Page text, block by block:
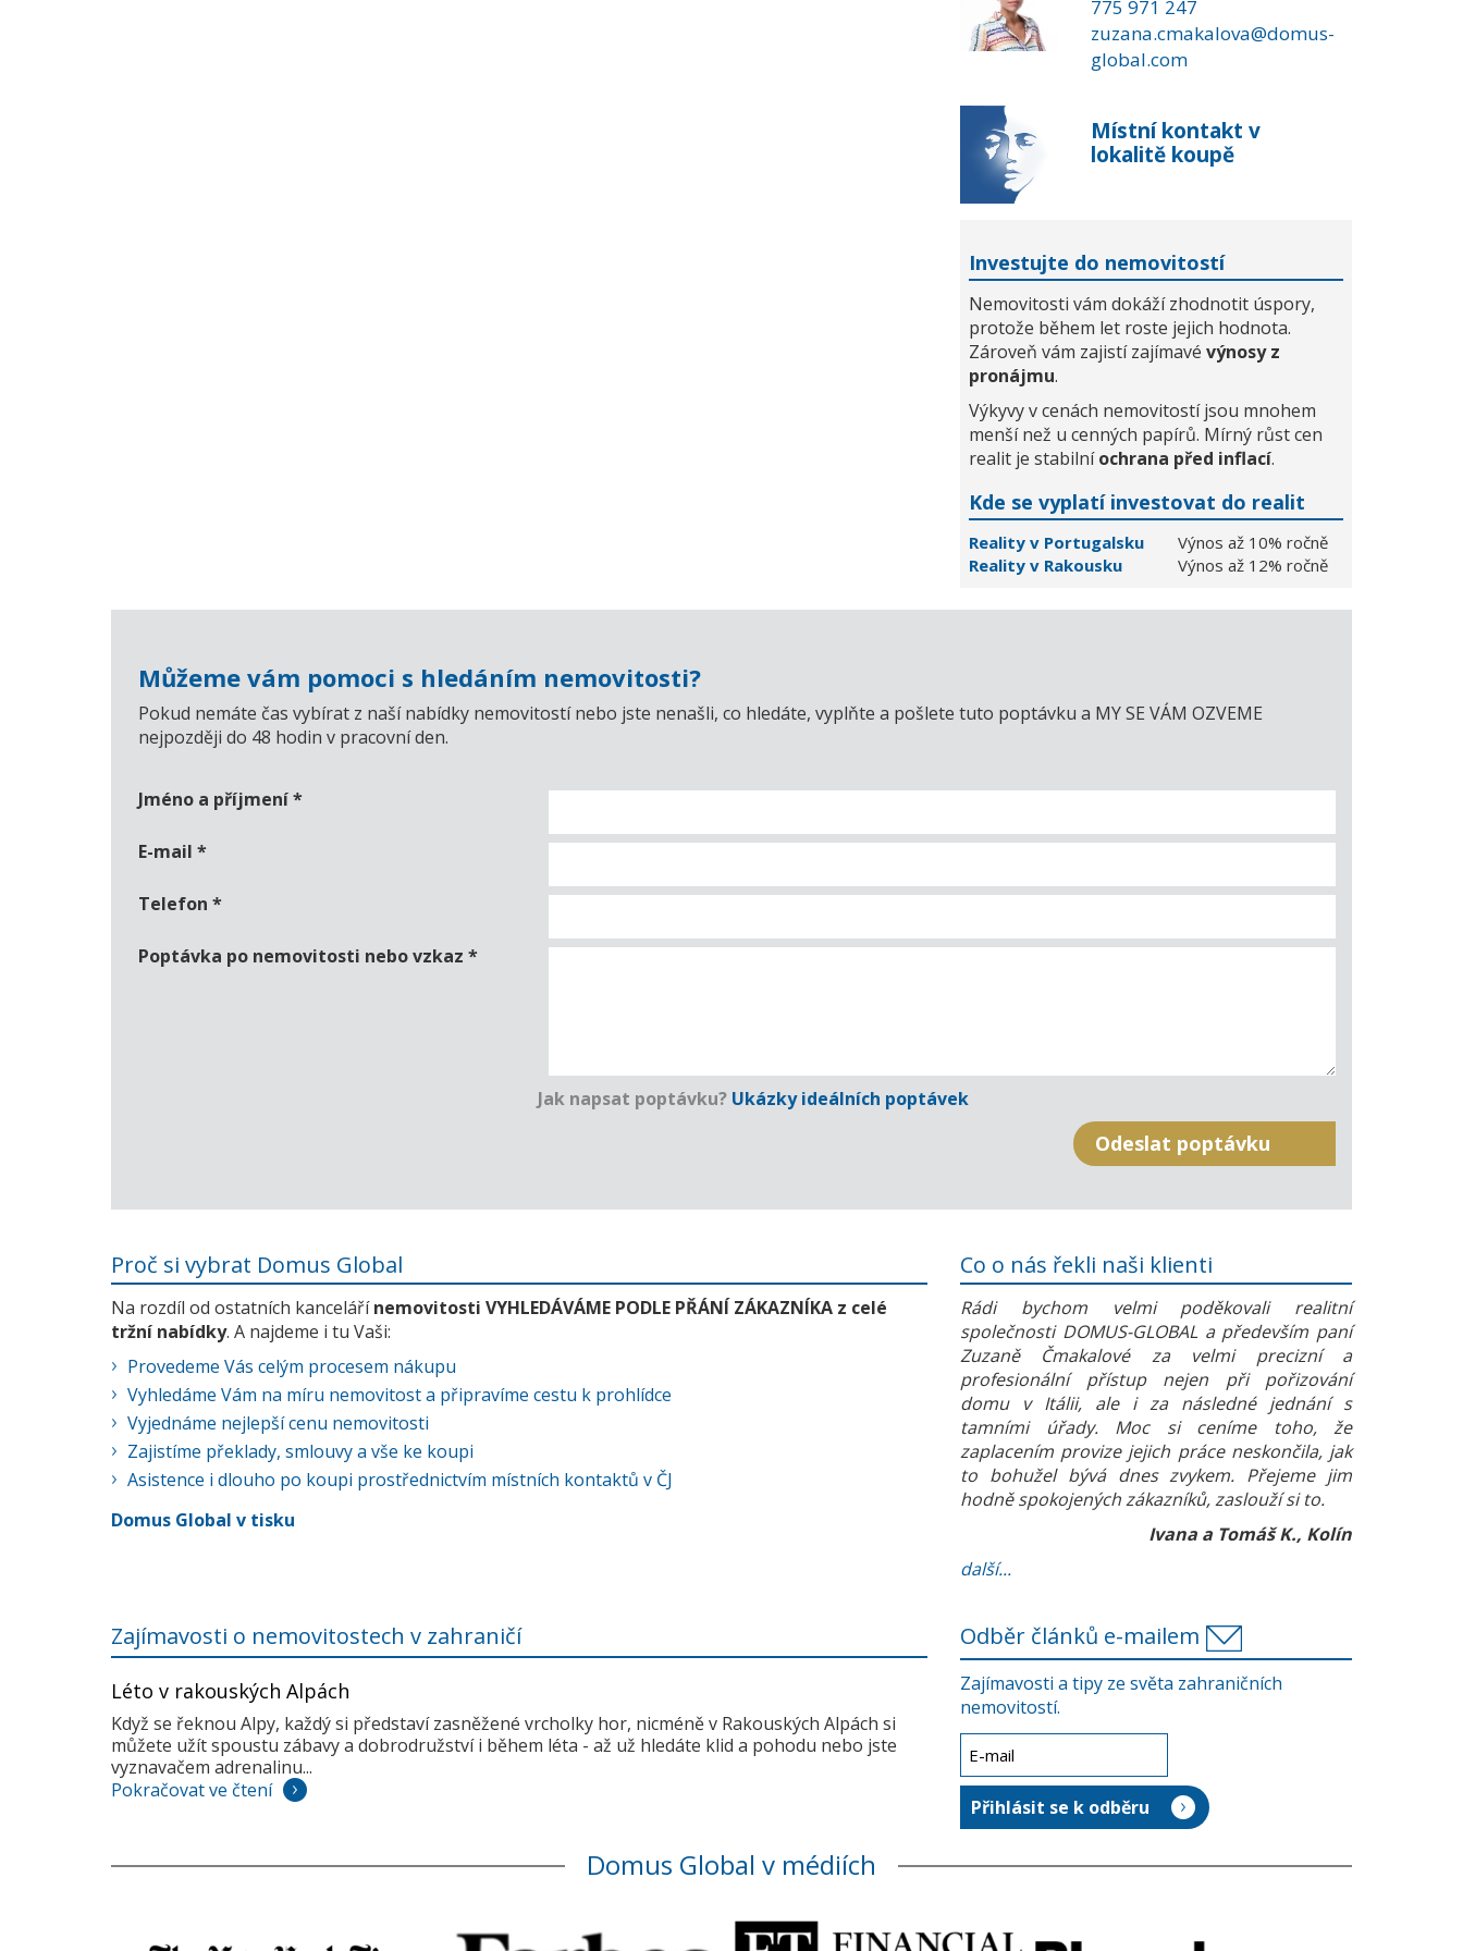
775 971 247
zuzana.cmakalova@domus-
global.com
Místní kontakt v
lokalitě koupě
Investujte do nemovitostí
Nemovitosti vám dokáží zhodnotit úspory,
protože během let roste jejich hodnota.
Zároveň vám zajistí zajímavé výnosy z
pronájmu.
Výkyvy v cenách nemovitostí jsou mnohem
menší než u cenných papírů. Mírný růst cen
realit je stabilníochrana před inflací.
Kde se vyplatí investovat do realit
Reality v Portugalsku
Výnos až 10% ročně
Reality v Rakousku
Výnos až 12% ročně
Můžeme vám pomoci s hledáním nemovitosti?
Pokud nemáte čas vybírat z naší nabídky nemovitostí nebo jste nenašli, co hledáte, vyplňte a pošlete tuto poptávku a MY SE VÁM OZVEME
nejpozději do 48 hodin v pracovní den.
Jméno a příjmení*
E-mail *
Telefon *
Poptávka po nemovitosti nebo vzkaz *
Jak napsat poptávku? Ukázky ideálních poptávek
Proč si vybrat Domus Global
Na rozdíl od ostatních kancelářínemovitosti VYHLEDÁVÁME PODLE PŘÁNÍ ZÁKAZNÍKA z celé
tržní nabídky. A najdeme i tu Vaši:
Provedeme Vás celým procesem nákupu
Vyhledáme Vám na míru nemovitost a připravíme cestu k prohlídce
Vyjednáme nejlepší cenu nemovitosti
Zajistíme překlady, smlouvy a vše ke koupi
Asistence i dlouho po koupi prostřednictvím místních kontaktů v ČJ
Domus Global v tisku
Co o nás řekli naši klienti
Rádi bychom velmi poděkovali realitní
společnosti DOMUS-GLOBAL a především paní
Zuzaně Čmakalové za velmi precizní a
profesionální přístup nejen při pořizování
domu v Itálii, ale i za následné jednání s
tamními úřady. Moc si ceníme toho, že
zaplacením provize jejich práce neskončila, jak
to bohužel bývá dnes zvykem. Přejeme jim
hodně spokojených zákazníků, zaslouží si to.
Ivana a Tomáš K., Kolín
další...
Zajímavosti o nemovitostech v zahraničí
Léto v rakouských Alpách
Když se řeknou Alpy, každý si představí zasněžené vrcholky hor, nicméně v Rakouských Alpách si
můžete užít spoustu zábavy a dobrodružství i během léta - až už hledáte klid a pohodu nebo jste
vyznavačem adrenalinu...
Pokračovat ve čtení
Odběr článků e-mailem
Zajímavosti a tipy ze světa zahraničních
nemovitostí.
Domus Global v médiích